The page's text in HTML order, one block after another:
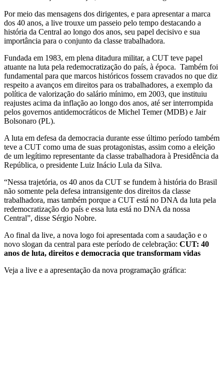
Por meio das mensagens dos dirigentes, e para apresentar a marca
dos 40 anos, a live trouxe um passeio pelo tempo destacando a
história da Central ao longo dos anos, seu papel decisivo e sua
importância para o conjunto da classe trabalhadora.
Fundada em 1983, em plena ditadura militar, a CUT teve papel
atuante na luta pela redemocratização do país, à época. Também foi
fundamental para que marcos históricos fossem cravados no que diz
respeito a avanços em direitos para os trabalhadores, a exemplo da
política de valorização do salário mínimo, em 2003, que instituiu
reajustes acima da inflação ao longo dos anos, até ser interrompida
pelos governos antidemocráticos de Michel Temer (MDB) e Jair
Bolsonaro (PL).
A luta em defesa da democracia durante esse último período também
teve a CUT como uma de suas protagonistas, assim como a eleição
de um legítimo representante da classe trabalhadora à Presidência da
República, o presidente Luiz Inácio Lula da Silva.
“Nessa trajetória, os 40 anos da CUT se fundem à história do Brasil
não somente pela defesa intransigente dos direitos da classe
trabalhadora, mas também porque a CUT está no DNA da luta pela
redemocratização do país e essa luta está no DNA da nossa
Central”, disse Sérgio Nobre.
Ao final da live, a nova logo foi apresentada com a saudação e o
novo slogan da central para este período de celebração: CUT: 40
anos de luta, direitos e democracia que transformam vidas
Veja a live e a apresentação da nova programação gráfica: